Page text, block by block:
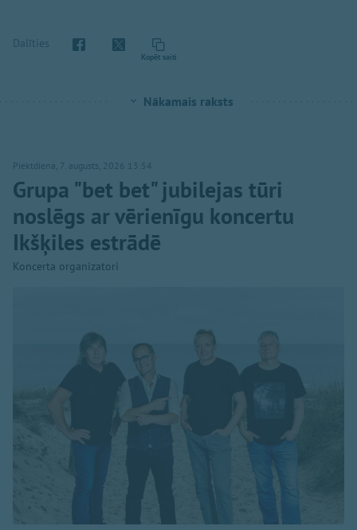
Dalīties
Kopēt saiti
Nākamais raksts
Piektdiena, 7. augusts, 2026 13:54
Grupa "bet bet" jubilejas tūri
noslēgs ar vērienīgu koncertu
Ikšķiles estrādē
Koncerta organizatori